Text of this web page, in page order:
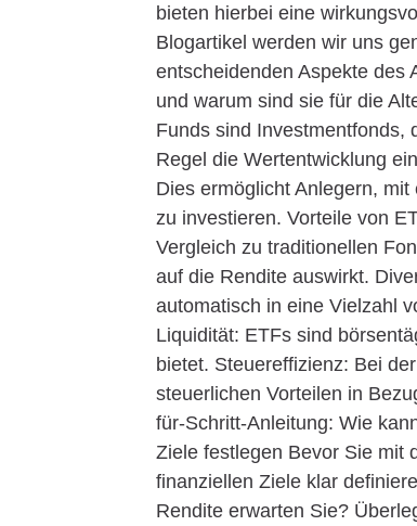
bieten hierbei eine
Blogartikel werden wir uns
entscheidenden Aspekte des
und warum sind sie für die
Funds sind Investmentfonds,
Regel die Wertentwicklung
Dies ermöglicht Anlegern,
zu investieren. Vorteile von
Vergleich zu traditionellen
auf die Rendite auswirkt.
automatisch in eine Vielzahl
Liquidität: ETFs sind
bietet. Steuereffizienz: Bei
steuerlichen Vorteilen in
für-Schritt-Anleitung: Wie
Ziele festlegen Bevor Sie mit
finanziellen Ziele klar
Rendite erwarten Sie?